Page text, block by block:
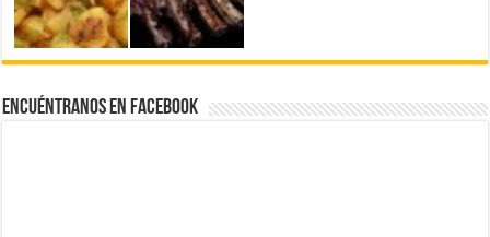
Encuéntranos en Facebook